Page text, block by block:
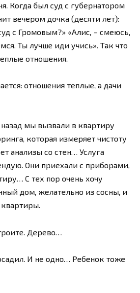
Когда был суд с губернатором
вечером дочка (десяти лет):
с Громовым?» «Алис, – смеюсь,
Ты лучше иди учись». Так что
отношения.
отношения теплые, а дачи
мы вызвали в квартиру
которая измеряет чистоту
анализы со стен… Услуга
Они приехали с приборами,
С тех пор очень хочу
дом, желательно из сосны, и
квартиры.
Дерево…
И не одно… Ребенок тоже